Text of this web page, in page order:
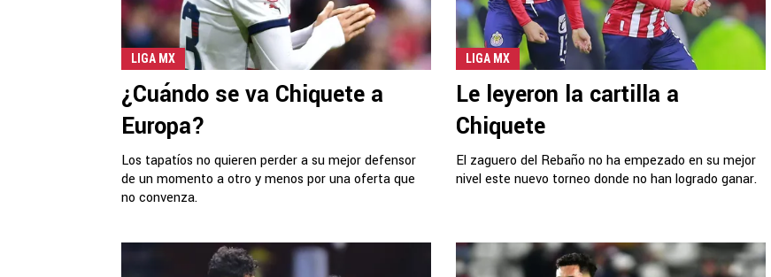
LIGA MX
¿Cuándo se va Chiquete a
Europa?
Los tapatíos no quieren perder a su mejor defensor
de un momento a otro y menos por una oferta que
no convenza.
LIGA MX
Le leyeron la cartilla a
Chiquete
El zaguero del Rebaño no ha empezado en su mejor
nivel este nuevo torneo donde no han logrado ganar.